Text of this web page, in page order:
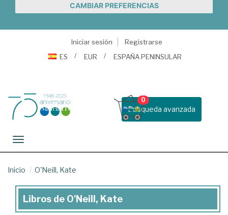
CAMBIAR PREFERENCIAS
Iniciar sesión
Registrarse
ES
EUR ESPAÑA PENINSULAR
Busqueda avanzada
0
Toggle navigation
Inicio O'Neill, Kate
Libros
Libros de O'Neill, Kate